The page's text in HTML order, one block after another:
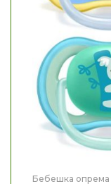
Бебешка опрема